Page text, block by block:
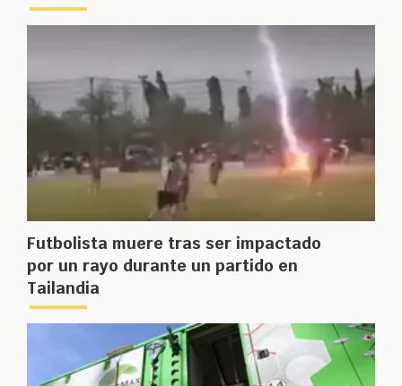
Futbolista muere tras ser impactado
por un rayo durante un partido en
Tailandia